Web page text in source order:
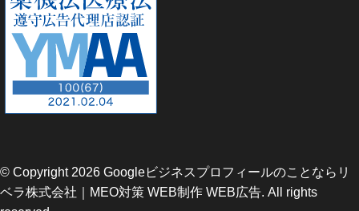
© Copyright 2026 Googleビジネスプロフィールのことならリ
ベラ株式会社｜MEO対策 WEB制作 WEB広告. All rights